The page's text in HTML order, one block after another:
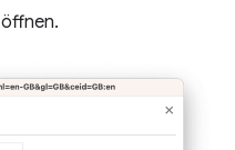
öffnen.